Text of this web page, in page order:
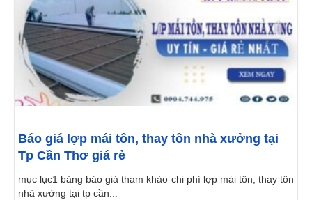
Báo giá lợp mái tôn, thay tôn nhà xưởng tại
Tp Cần Thơ giá rẻ
mục lục1 bảng báo giá tham khảo chi phí lợp mái tôn, thay tôn
nhà xưởng tại tp cần...